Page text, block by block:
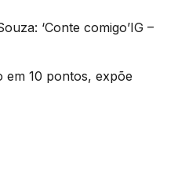
‘Conte comigo’IG –
em 10 pontos, expõe